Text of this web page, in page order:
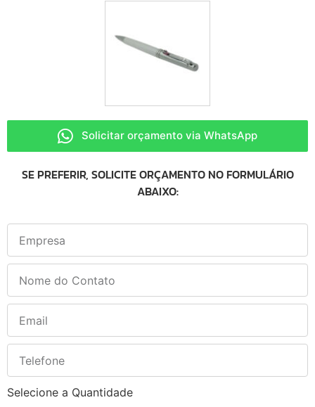
Solicitar orçamento via WhatsApp
SE PREFERIR, SOLICITE ORÇAMENTO NO FORMULÁRIO
ABAIXO:
Selecione a Quantidade